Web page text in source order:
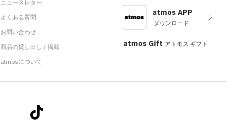
ニュースレター
よくある質問
お問い合わせ
商品の貸し出し / 掲載
atmosについて
atmos APP
ダウンロード
atmos Gift アトモス ギフト